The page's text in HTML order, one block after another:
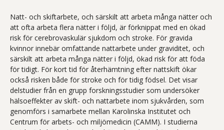
Natt- och skiftarbete, och särskilt att arbeta många nätter och
att ofta arbeta flera nätter i följd, är förknippat med en ökad
risk för cerebrovaskulär sjukdom och stroke. För gravida
kvinnor innebär omfattande nattarbete under graviditet, och
särskilt att arbeta många nätter i följd, ökad risk för att föda
för tidigt. För kort tid för återhämtning efter nattskift ökar
också risken både för stroke och för tidig födsel. Det visar
delstudier från en grupp forskningsstudier som undersöker
hälsoeffekter av skift- och nattarbete inom sjukvården, som
genomförs i samarbete mellan Karolinska Institutet och
Centrum för arbets- och miljömedicin (CAMM). I studierna